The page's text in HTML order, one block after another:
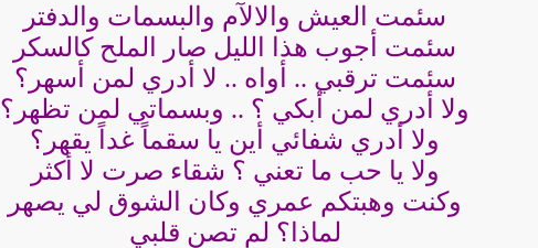
سئمت العيش والالآم والبسمات والدفتر
سئمت أجوب هذا الليل صار الملح كالسكر
سئمت ترقبي .. أواه .. لا أدري لمن أسهر؟
ولا أدري لمن أبكي ؟ .. وبسماتي لمن تظهر؟
ولا أدري شفائي أين يا سقماً غداً يقهر؟
ولا يا حب ما تعني ؟ شقاء صرت لا أكثر
وكنت وهبتكم عمري وكان الشوق لي يصهر
لماذا؟ لم تصن قلبي